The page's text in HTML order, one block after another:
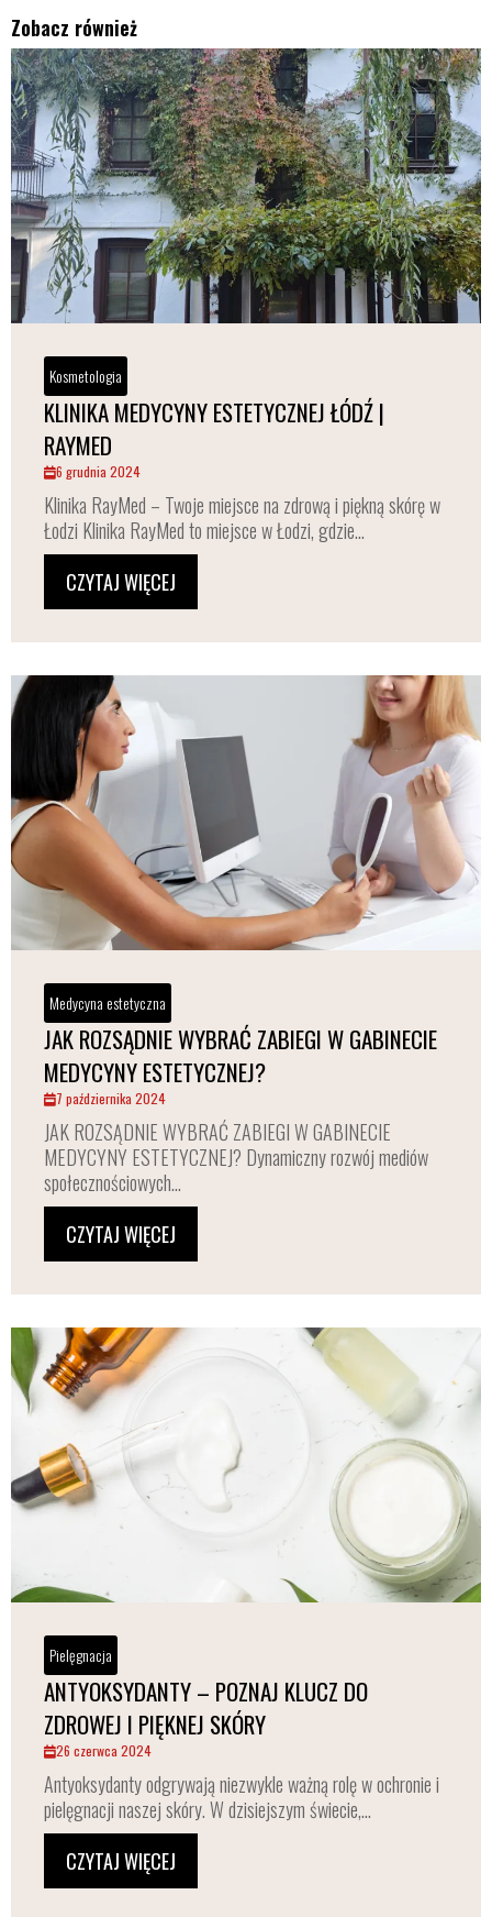
Zobacz również
Kosmetologia
KLINIKA MEDYCYNY ESTETYCZNEJ ŁÓDŹ |
RAYMED
6 grudnia 2024
Klinika RayMed – Twoje miejsce na zdrową i piękną skórę w
Łodzi Klinika RayMed to miejsce w Łodzi, gdzie...
CZYTAJ WIĘCEJ
Medycyna estetyczna
JAK ROZSĄDNIE WYBRAĆ ZABIEGI W GABINECIE
MEDYCYNY ESTETYCZNEJ?
7 października 2024
JAK ROZSĄDNIE WYBRAĆ ZABIEGI W GABINECIE
MEDYCYNY ESTETYCZNEJ? Dynamiczny rozwój mediów
społecznościowych...
CZYTAJ WIĘCEJ
Pielęgnacja
ANTYOKSYDANTY – POZNAJ KLUCZ DO
ZDROWEJ I PIĘKNEJ SKÓRY
26 czerwca 2024
Antyoksydanty odgrywają niezwykle ważną rolę w ochronie i
pielęgnacji naszej skóry. W dzisiejszym świecie,...
CZYTAJ WIĘCEJ